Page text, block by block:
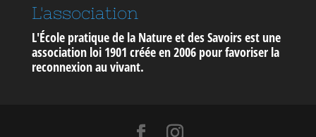
L'association
L'École pratique de la Nature et des Savoirs est une
association loi 1901 créée en 2006 pourfavoriser la
reconnexion au vivant.